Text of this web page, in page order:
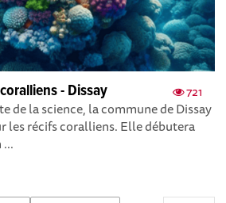
721
- Dissay
de la science, la commune de Dissay
les récifs coralliens. Elle débutera